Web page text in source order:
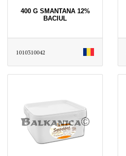
400 G SMANTANA 12%
BACIUL
1010310042